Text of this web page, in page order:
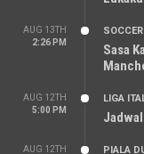
AUG 13TH
2:26 PM
SOCCER
Sasa
AUG 12TH
5:00 PM
LIGA
AUG 12TH
PIALA